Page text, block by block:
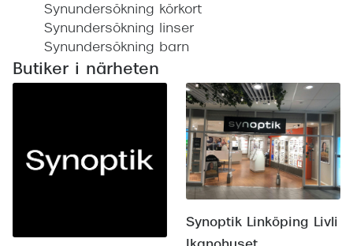
Synundersökning körkort
Synundersökning linser
Synundersökning barn
Butiker i närheten
Synoptik Linköping Livli